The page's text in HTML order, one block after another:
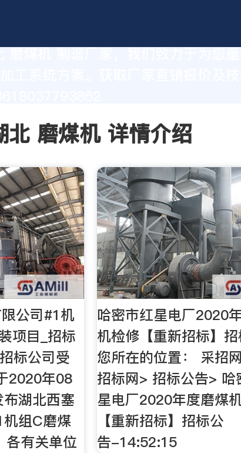
工系统方案。获取厂家直销报价及技
北 磨煤机 详情介绍
公司#1机
项目_招标
标公司受
2020年08
湖北西塞
组C磨煤
各有关单位
哈密市红星电厂2020
机检修【重新招标】
您所在的位置： 采招
招标网> 招标公告> 哈
星电厂2020年度磨煤
【重新招标】招标公
告-14:52:15